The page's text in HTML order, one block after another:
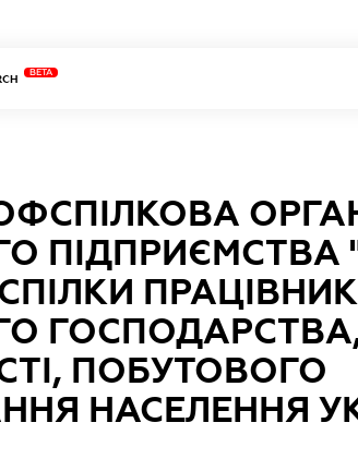
BETA
ПІДПРИЄМСТВА
ГОСПОДАРСТВА,
ПОБУТОВОГО
НАСЕЛЕННЯ